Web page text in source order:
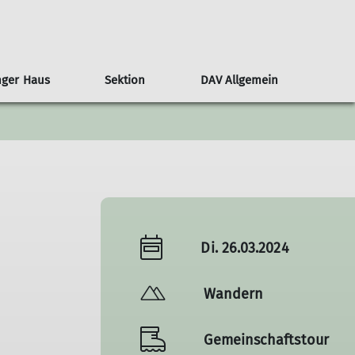
Hock Gipfelziele / -rast
Programm
Senioren Klettern
Haus Sektion
Versicherung
DAV Allgemein
Kampagne #machseinfach
Di. 26.03.2024
Wandern
Gemeinschaftstour